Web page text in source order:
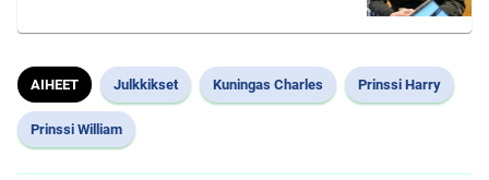
AIHEET Julkkikset Kuningas Charles Prinssi Harry
Prinssi William